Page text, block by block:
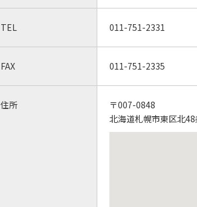
TEL 011-751-2331
FAX 011-751-2335
住所
〒007-0848
北海道札幌市東区北